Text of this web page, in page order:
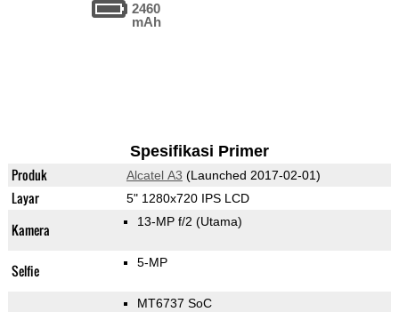
2460
mAh
Spesifikasi Primer
Produk Alcatel A3 (Launched 2017-02-01)
Layar 5" 1280x720 IPS LCD
Kamera 13-MP f/2 (Utama)
Selfie 5-MP
MT6737 SoC